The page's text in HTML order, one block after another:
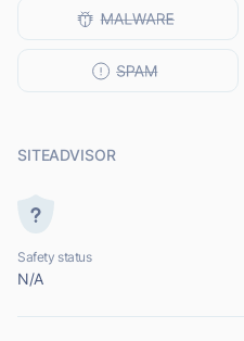
SITEADVISOR
Safety status
N/A